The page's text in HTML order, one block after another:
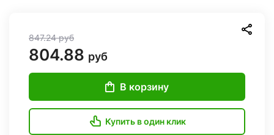
847.24руб
804.88 руб
В корзину
Купить в один клик